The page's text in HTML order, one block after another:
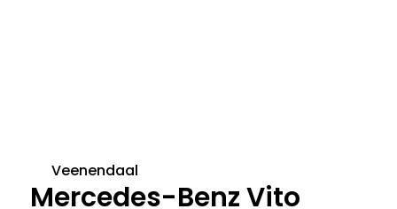
Mercedes-Benz Vito
Veenendaal